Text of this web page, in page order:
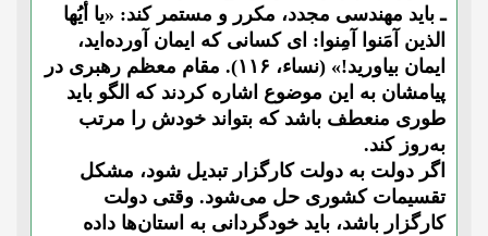
ـ باید مهندسی مجدد، مکرر و مستمر کند: «یا أیُها
الذین آمَنوا آمِنوا: ای کسانی که ایمان آورده‌اید،
ایمان بیاورید!» (نساء، ۱۱۶). مقام معظم رهبری در
پیامشان به این موضوع اشاره کردند که الگو باید
طوری منعطف باشد که بتواند خودش را مرتب
به‌روز کند.
اگر دولت به دولت کارگزار تبدیل شود، مشکل
تقسیمات کشوری حل می‌شود. وقتی دولت
کارگزار باشد، باید خودگردانی به استان‌ها داده